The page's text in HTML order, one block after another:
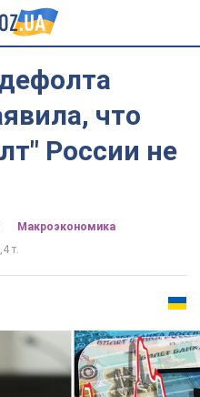
что
России не
Mакроэкономика
т.